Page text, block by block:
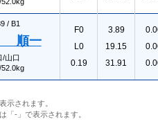
/ B1
順一
/山口
52.0kg
F0
L0
0.19
3.89
19.15
31.91
示されます。
「-」で表示されます。